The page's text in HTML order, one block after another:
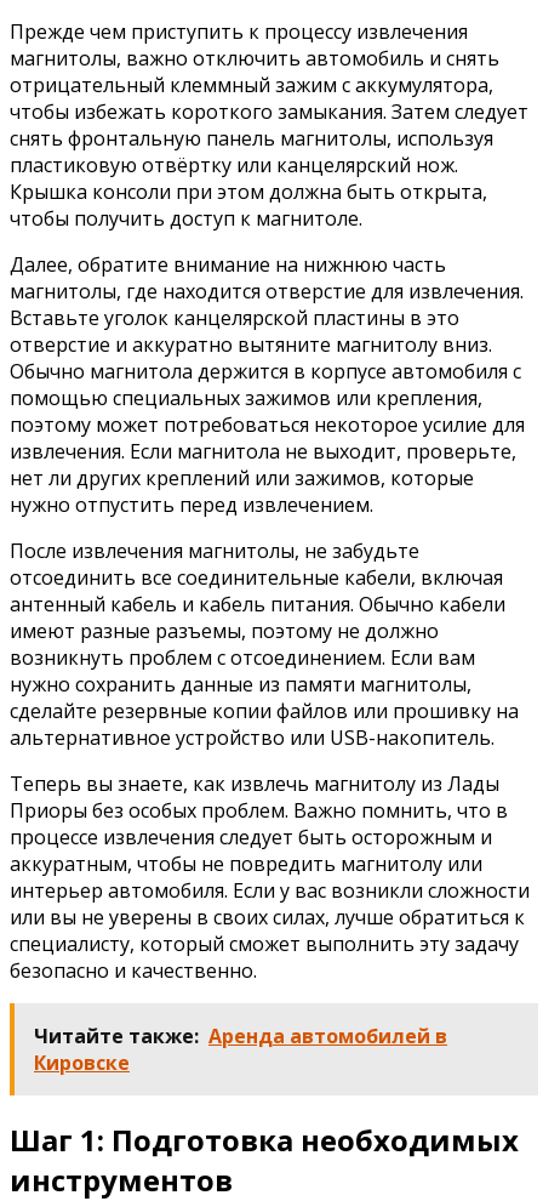
Прежде чем приступить к процессу извлечения
магнитолы, важно отключить автомобиль и снять
отрицательный клеммный зажим с аккумулятора,
чтобы избежать короткого замыкания. Затем следует
снять фронтальную панель магнитолы, используя
пластиковую отвёртку или канцелярский нож.
Крышка консоли при этом должна быть открыта,
чтобы получить доступ к магнитоле.
Далее, обратите внимание на нижнюю часть
магнитолы, где находится отверстие для извлечения.
Вставьте уголок канцелярской пластины в это
отверстие и аккуратно вытяните магнитолу вниз.
Обычно магнитола держится в корпусе автомобиля с
помощью специальных зажимов или крепления,
поэтому может потребоваться некоторое усилие для
извлечения. Если магнитола не выходит, проверьте,
нет ли других креплений или зажимов, которые
нужно отпустить перед извлечением.
После извлечения магнитолы, не забудьте
отсоединить все соединительные кабели, включая
антенный кабель и кабель питания. Обычно кабели
имеют разные разъемы, поэтому не должно
возникнуть проблем с отсоединением. Если вам
нужно сохранить данные из памяти магнитолы,
сделайте резервные копии файлов или прошивку на
альтернативное устройство или USB-накопитель.
Теперь вы знаете, как извлечь магнитолу из Лады
Приоры без особых проблем. Важно помнить, что в
процессе извлечения следует быть осторожным и
аккуратным, чтобы не повредить магнитолу или
интерьер автомобиля. Если у вас возникли сложности
или вы не уверены в своих силах, лучше обратиться к
специалисту, который сможет выполнить эту задачу
безопасно и качественно.
Читайте также: Аренда автомобилей в
Кировске
Шаг 1: Подготовка необходимых
инструментов